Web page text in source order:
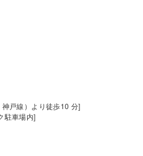
戸線）より徒歩10 分]
駐車場内]